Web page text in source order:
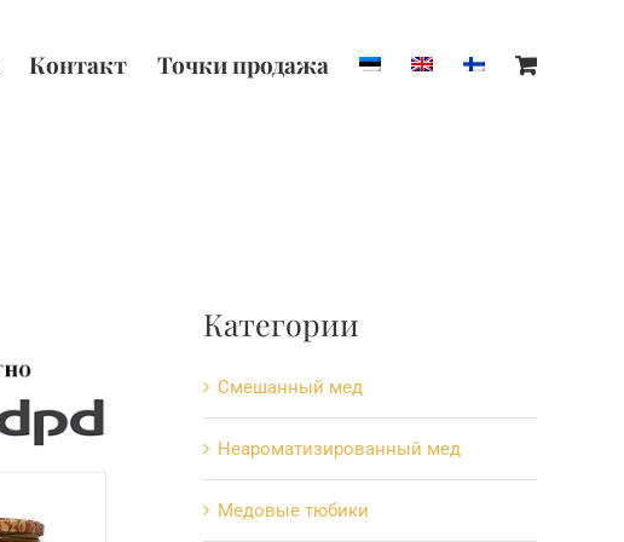
Контакт Точки продажa
Категории
Cмешанный мед
Hеароматизированный мед
Mедовые тюбики